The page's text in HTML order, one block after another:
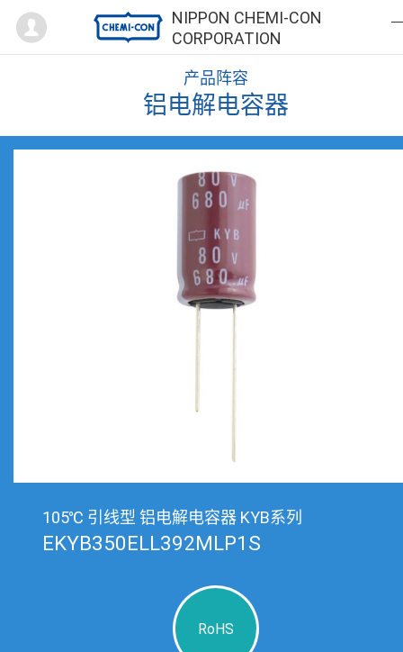
NIPPON CHEMI-CON
CORPORATION
Mypage
产品阵容
铝电解电容器
105℃ 引线型 铝电解电容器 KYB系列
EKYB350ELL392MLP1S
RoHS